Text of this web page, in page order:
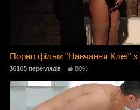
Порно фільм "Навчання Клеї"
36165 переглядів 80%